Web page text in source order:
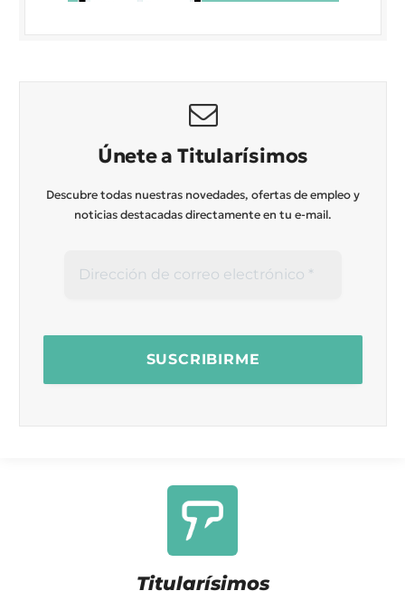
Únete a Titularísimos
Descubre todas nuestras novedades, ofertas de empleo y
noticias destacadas directamente en tu e-mail.
Titularísimos